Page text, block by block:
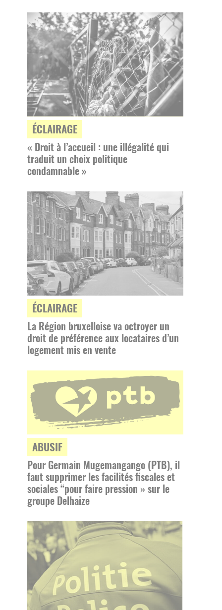
ÉCLAIRAGE
« Droit à l’accueil : une illégalité qui
traduit un choix politique
condamnable »
ÉCLAIRAGE
La Région bruxelloise va octroyer un
droit de préférence aux locataires d’un
logement mis en vente
ABUSIF
Pour Germain Mugemangango (PTB), il
faut supprimer les facilités fiscales et
sociales “pour faire pression » sur le
groupe Delhaize